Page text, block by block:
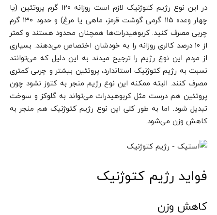
در این نوع رژیم کتوژنیک لازم است روزانه ۱۲۰ گرم پروتئین (یا
چهار وعده ۱۱۵ گرمی گوشت قرمز، ماهی یا مرغ) و حدود ۱۳۰ گرم
چربی مصرف کنید. کربوهیدرات‌ها همچنان محدود هستند و کمتر
از ۱۰ درصد کالری روزانه را به خودشان اختصاص می‌دهند. بسیاری
از مردم این نوع رژیم را ترجیح میدند به این دلیل که می‌توانند
نسبت به رژیم کتوژنیک استاندارد، پروتئین بیشتر و چربی کمتری
مصرف کنند. البته ممکنه این نوع رژیم منجر به کتوز نشود چون
پروتئین هم درست مثل کربوهیدرات می‌تواند به گلوکز و سوخت
تبدیل شود. اما به طور کلی این نوع رژیم کتوژنیک هم منجر به
کاهش وزن می‌شود.
فواید رژیم کتوژنیک
کاهش وزن